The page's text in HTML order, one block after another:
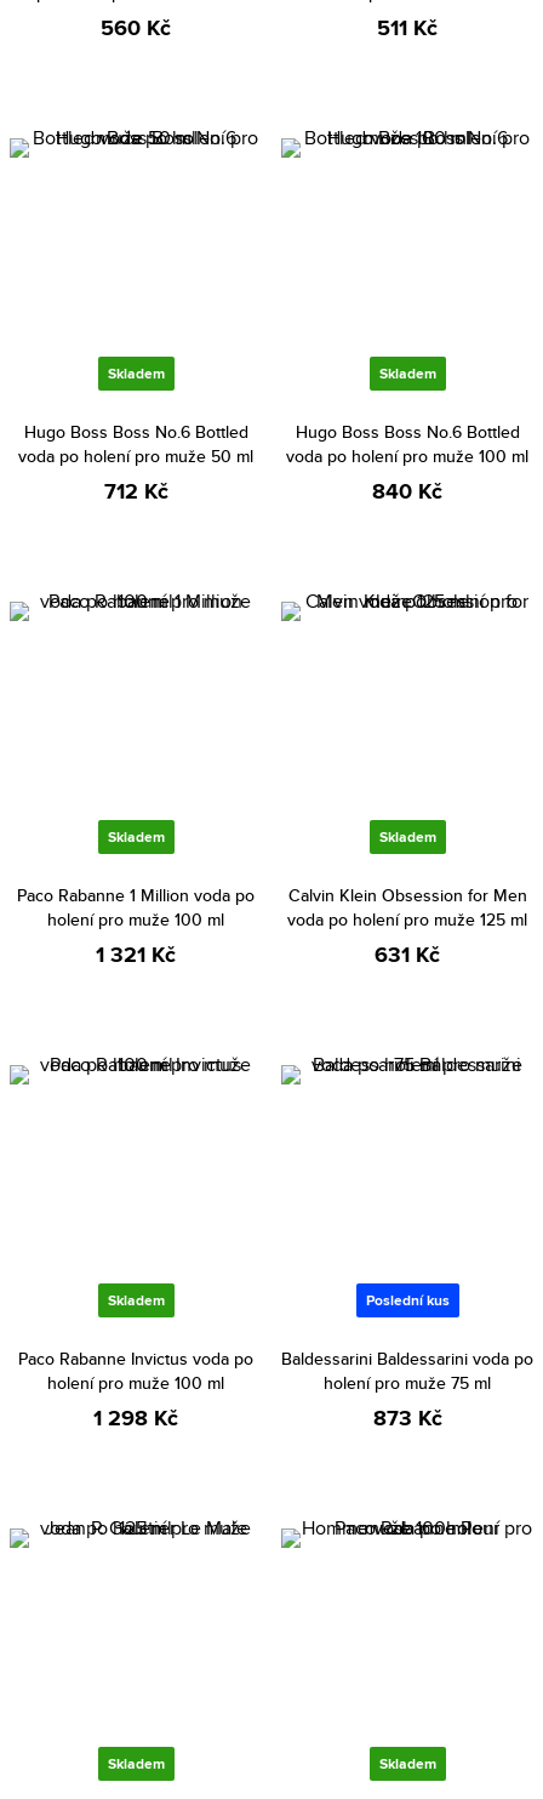
560 Kč 511 Kč
Skladem
Hugo Boss Boss No.6 Bottled
voda po holení pro muže 50 ml
712 Kč
Skladem
Hugo Boss Boss No.6 Bottled
voda po holení pro muže 100 ml
840 Kč
Skladem
Paco Rabanne 1 Million voda po
holení pro muže 100 ml
1 321 Kč
Skladem
Calvin Klein Obsession for Men
voda po holení pro muže 125 ml
631 Kč
Skladem
Paco Rabanne Invictus voda po
holení pro muže 100 ml
1 298 Kč
Poslední kus
Baldessarini Baldessarini voda po
holení pro muže 75 ml
873 Kč
Skladem Skladem